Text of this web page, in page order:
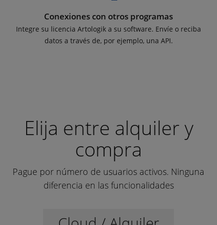
Conexiones con otros programas
Integre su licencia Artologik a su software. Envíe o reciba
datos a través de, por ejemplo, una API.
Elija entre alquiler y
compra
Pague por número de usuarios activos. Ninguna
diferencia en las funcionalidades